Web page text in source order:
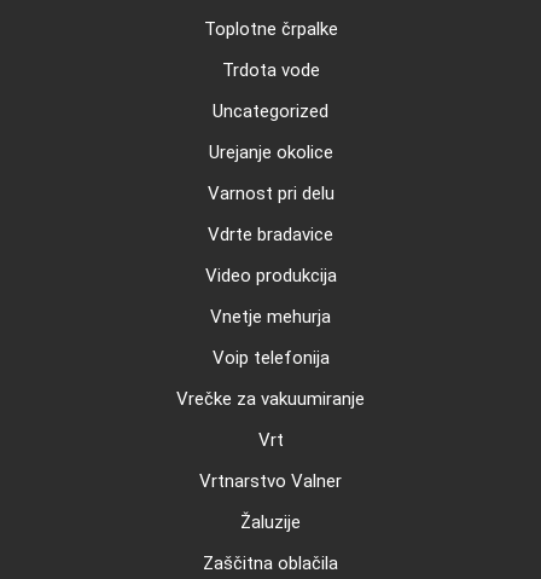
Toplotne črpalke
Trdota vode
Uncategorized
Urejanje okolice
Varnost pri delu
Vdrte bradavice
Video produkcija
Vnetje mehurja
Voip telefonija
Vrečke za vakuumiranje
Vrt
Vrtnarstvo Valner
Žaluzije
Zaščitna oblačila